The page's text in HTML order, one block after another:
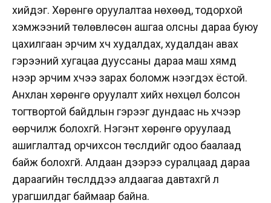
хийдэг. Хөрөнгө оруулалтаа нөхөөд, тодорхой
хэмжээний төлөвлөсөн ашгаа олсны дараа буюу
цахилгаан эрчим хүч худалдах, худалдан авах
гэрээний хугацаа дууссаны дараа маш хямд
үнээр эрчим хүчээ зарах боломж нээгдэх ёстой.
Анхлан хөрөнгө оруулалт хийх нөхцөл болсон
тогтвортой байдлын гэрээг дундаас нь хүчээр
өөрчилж болохгүй. Нэгэнт хөрөнгө оруулаад
ашиглалтад орчихсон төслүүдийг одоо баалаад
байж болохгүй. Алдаан дээрээ суралцаад дараа
дараагийн төслүүддээ алдаагаа давтахгүй л
урагшилдаг баймаар байна.